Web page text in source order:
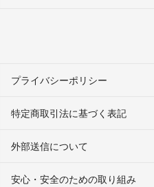
プライバシーポリシー
特定商取引法に基づく表記
外部送信について
安心・安全のための取り組み